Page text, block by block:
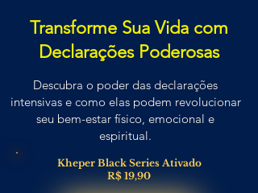
Transforme Sua Vida com
Declarações Poderosas
Descubra o poder das declarações
intensivas e como elas podem revolucionar
seu bem-estar físico, emocional e
espiritual.
Kheper Black Series Ativado
R$ 19,90